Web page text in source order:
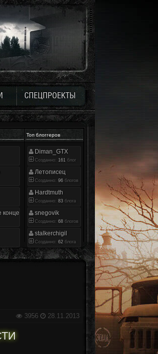
СПЕЦПРОЕКТЫ
Топ блоггеров
концепт-арты
Diman_GTX
Созданно: 161 блог
Летописец
Созданно: 96 блогов
Hardtmuth
Созданно: 83 блога
snegovik
Созданно: 68 блогов
stalkerchigil
Созданно: 62 блога
3956 28.11.2013